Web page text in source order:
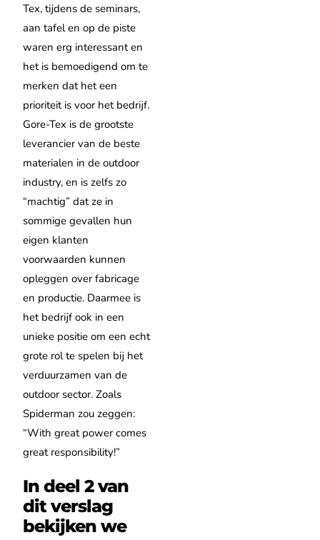
Tex, tijdens de seminars,
aan tafel en op de piste
waren erg interessant en
het is bemoedigend om te
merken dat het een
prioriteit is voor het bedrijf.
Gore-Tex is de grootste
leverancier van de beste
materialen in de outdoor
industry, en is zelfs zo
“machtig” dat ze in
sommige gevallen hun
eigen klanten
voorwaarden kunnen
opleggen over fabricage
en productie. Daarmee is
het bedrijf ook in een
unieke positie om een echt
grote rol te spelen bij het
verduurzamen van de
outdoor sector. Zoals
Spiderman zou zeggen:
“With great power comes
great responsibility!”
In deel 2 van
dit verslag
bekijken we